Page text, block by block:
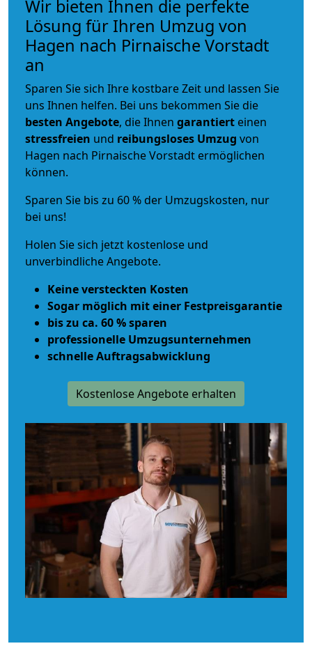
Wir bieten Ihnen die perfekte
Lösung für Ihren Umzug von
Hagen nach Pirnaische Vorstadt
an
Sparen Sie sich Ihre kostbare Zeit und lassen Sie
uns Ihnen helfen. Bei uns bekommen Sie die
besten Angebote, die Ihnen garantiert einen
stressfreien und reibungsloses Umzug von
Hagen nach Pirnaische Vorstadt ermöglichen
können.
Sparen Sie bis zu 60 % der Umzugskosten, nur
bei uns!
Holen Sie sich jetzt kostenlose und
unverbindliche Angebote.
Keine versteckten Kosten
Sogar möglich mit einer Festpreisgarantie
bis zu ca. 60 % sparen
professionelle Umzugsunternehmen
schnelle Auftragsabwicklung
Kostenlose Angebote erhalten